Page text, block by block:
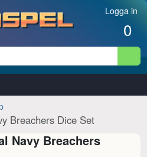
Logga in
0
Breachers Dice Set
Navy Breachers